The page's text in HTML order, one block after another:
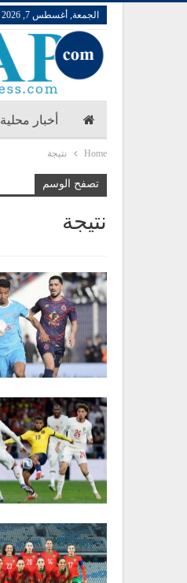
الجمعة, أغسطس 7, 2026
أخبار محلية
Home نتيجة
تصفح الوسم
نتيجة